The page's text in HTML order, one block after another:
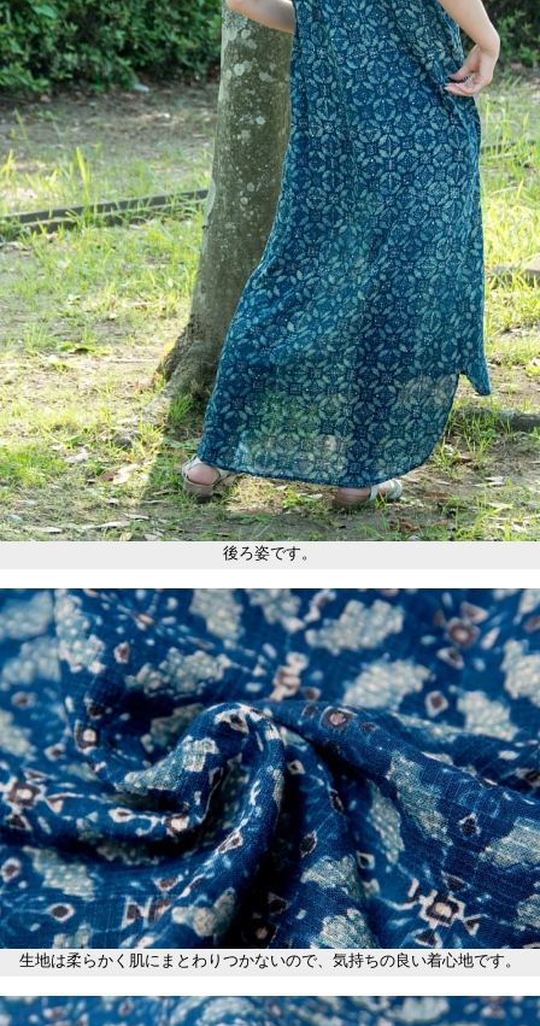
後ろ姿です。
生地は柔らかく肌にまとわりつかないので、気持ちの良い着心地です。